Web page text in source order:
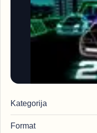
Kategorija
Format